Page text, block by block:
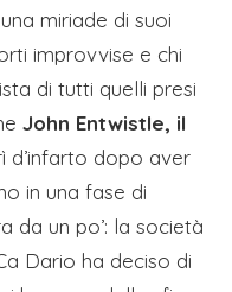
miriade di suoi
improvvise e chi
di tutti quelli presi
John Entwistle, il
d’infarto dopo aver
in una fase di
da un po’: la società
Dario ha deciso di